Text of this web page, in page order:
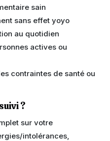
sain
sans effet yoyo
au quotidien
actives ou
contraintes de santé ou
?
sur votre
intolérances,